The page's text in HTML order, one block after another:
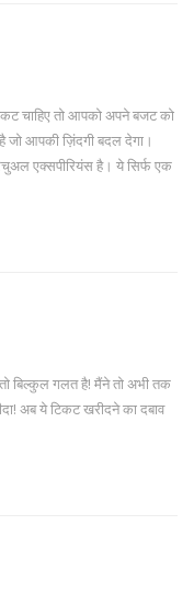
चाहिए तो आपको अपने बजट को
जो आपकी ज़िंदगी बदल देगा।
एक्सपीरियंस है। ये सिर्फ एक
बिल्कुल गलत है! मैंने तो अभी तक
अब ये टिकट खरीदने का दबाव